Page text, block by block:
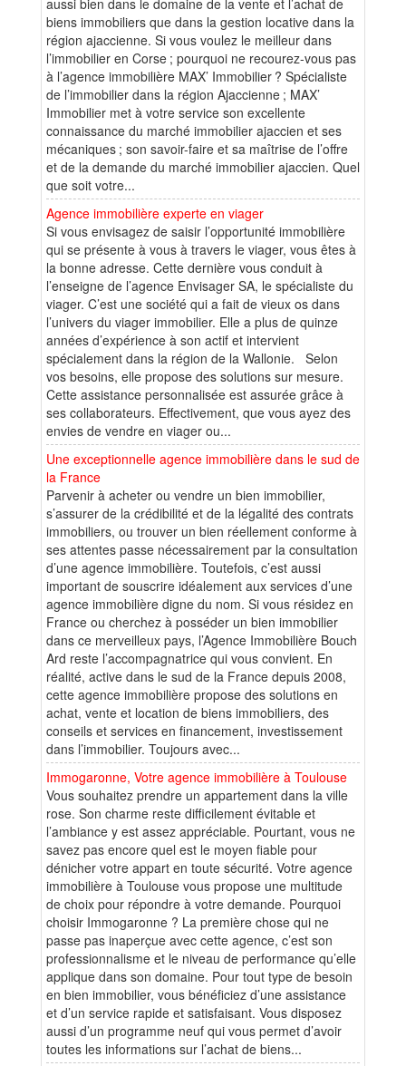
biens immobiliers que dans la gestion locative dans la
région ajaccienne. Si vous voulez le meilleur dans
l’immobilier en Corse ; pourquoi ne recourez-vous pas
à l’agence immobilière MAX’ Immobilier ? Spécialiste
de l’immobilier dans la région Ajaccienne ; MAX’
Immobilier met à votre service son excellente
connaissance du marché immobilier ajaccien et ses
mécaniques ; son savoir-faire et sa maîtrise de l’offre
et de la demande du marché immobilier ajaccien. Quel
que soit votre...
Agence immobilière experte en viager
Si vous envisagez de saisir l’opportunité immobilière
qui se présente à vous à travers le viager, vous êtes à
la bonne adresse. Cette dernière vous conduit à
l’enseigne de l’agence Envisager SA, le spécialiste du
viager. C’est une société qui a fait de vieux os dans
l’univers du viager immobilier. Elle a plus de quinze
années d’expérience à son actif et intervient
spécialement dans la région de la Wallonie. Selon
vos besoins, elle propose des solutions sur mesure.
Cette assistance personnalisée est assurée grâce à
ses collaborateurs. Effectivement, que vous ayez des
envies de vendre en viager ou...
Une exceptionnelle agence immobilière dans le sud de
la France
Parvenir à acheter ou vendre un bien immobilier,
s’assurer de la crédibilité et de la légalité des contrats
immobiliers, ou trouver un bien réellement conforme à
ses attentes passe nécessairement par la consultation
d’une agence immobilière. Toutefois, c’est aussi
important de souscrire idéalement aux services d’une
agence immobilière digne du nom. Si vous résidez en
France ou cherchez à posséder un bien immobilier
dans ce merveilleux pays, l’Agence Immobilière Bouch
Ard reste l’accompagnatrice qui vous convient. En
réalité, active dans le sud de la France depuis 2008,
cette agence immobilière propose des solutions en
achat, vente et location de biens immobiliers, des
conseils et services en financement, investissement
dans l’immobilier. Toujours avec...
Immogaronne, Votre agence immobilière à Toulouse
Vous souhaitez prendre un appartement dans la ville
rose. Son charme reste difficilement évitable et
l’ambiance y est assez appréciable. Pourtant, vous ne
savez pas encore quel est le moyen fiable pour
dénicher votre appart en toute sécurité. Votre agence
immobilière à Toulouse vous propose une multitude
de choix pour répondre à votre demande. Pourquoi
choisir Immogaronne ? La première chose qui ne
passe pas inaperçue avec cette agence, c’est son
professionnalisme et le niveau de performance qu’elle
applique dans son domaine. Pour tout type de besoin
en bien immobilier, vous bénéficiez d’une assistance
et d’un service rapide et satisfaisant. Vous disposez
aussi d’un programme neuf qui vous permet d’avoir
toutes les informations sur l’achat de biens...